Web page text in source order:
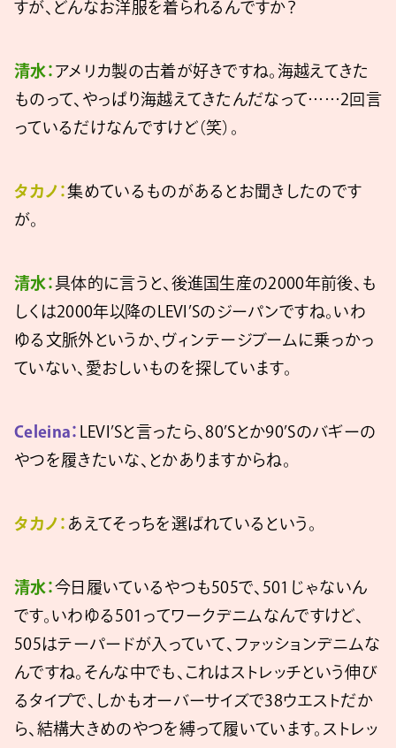
すが、どんなお洋服を着られるんですか？
清水： アメリカ製の古着が好きですね。海越えてきた
ものって、やっぱり海越えてきたんだなって……2回言
っているだけなんですけど（笑）。
タカノ：集めているものがあるとお聞きしたのです
が。
清水： 具体的に言うと、後進国生産の2000年前後、も
しくは2000年以降のLEVI’Sのジーパンですね。いわ
ゆる文脈外というか、ヴィンテージブームに乗っかっ
ていない、愛おしいものを探しています。
Celeina：
LEVI’Sと言ったら、80’Sとか90’Sのバギーの
やつを履きたいな、とかありますからね。
タカノ： あえてそっちを選ばれているという。
清水：今日履いているやつも505で、501じゃないん
です。いわゆる501ってワークデニムなんですけど、
505はテーパードが入っていて、ファッションデニムな
んですね。そんな中でも、これはストレッチという伸び
るタイプで、しかもオーバーサイズで38ウエストだか
ら、結構大きめのやつを縛って履いています。ストレッ